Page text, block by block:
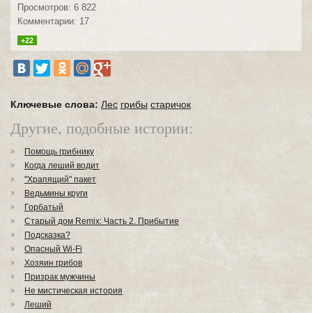
Просмотров: 6 822
Комментарии: 17
+22
Ключевые слова: Лес грибы старичок
Другие, подобные истории:
Помощь грибнику
Когда леший водит
"Храпящий" пакет
Ведьмины круги
Горбатый
Старый дом Remix: Часть 2. Прибытие
Подсказка?
Опасный Wi-Fi
Хозяин грибов
Призрак мужчины
Не мистическая история
Леший